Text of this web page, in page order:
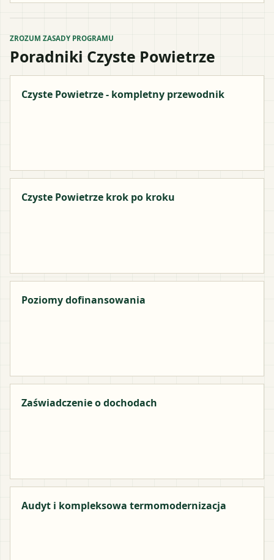
ZROZUM ZASADY PROGRAMU
Poradniki Czyste Powietrze
Czyste Powietrze - kompletny przewodnik
Czyste Powietrze krok po kroku
Poziomy dofinansowania
Zaświadczenie o dochodach
Audyt i kompleksowa termomodernizacja